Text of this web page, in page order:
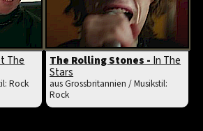
The
Rock
The Rolling Stones - In The
Stars
aus Grossbritannien / Musikstil:
Rock